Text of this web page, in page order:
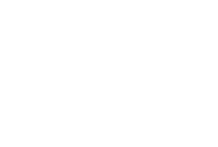
ツリー バイ ヒルトン